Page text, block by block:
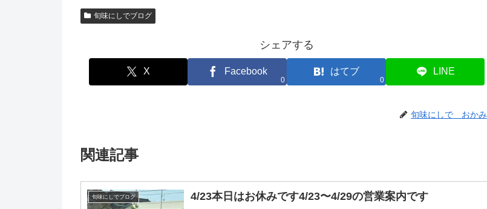
旬味にしでブログ
シェアする
X Facebook
0
はてブ
0
LINE
旬味にしで おかみ
関連記事
旬味にしでブログ 4/23本日はお休みです4/23〜4/29の営業案内です